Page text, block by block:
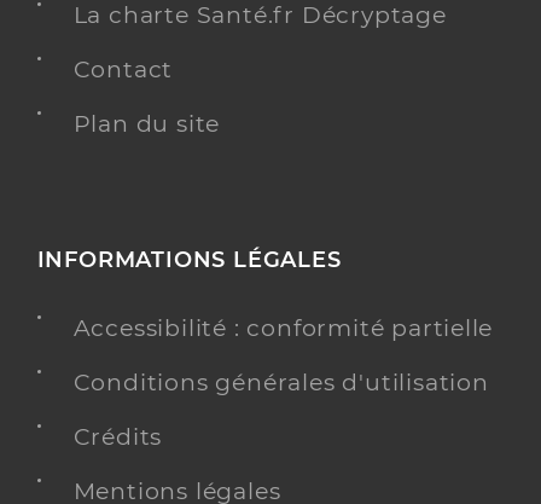
La charte Santé.fr Décryptage
Contact
Plan du site
INFORMATIONS LÉGALES
Accessibilité : conformité partielle
Conditions générales d'utilisation
Crédits
Mentions légales